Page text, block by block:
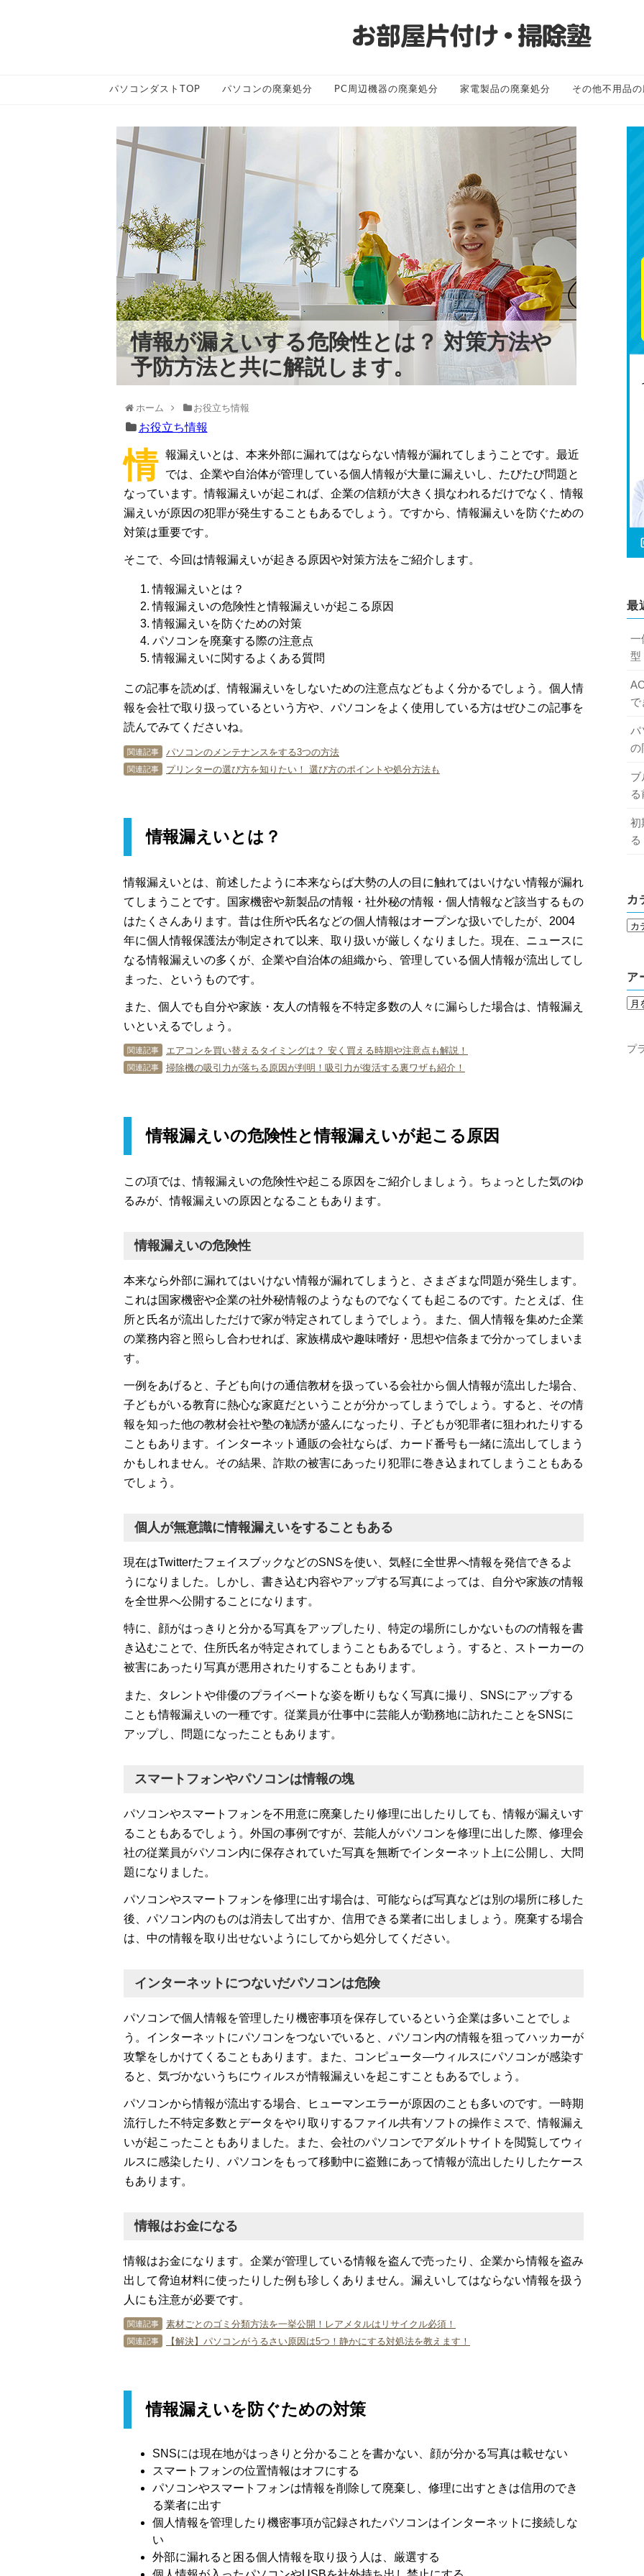
パソコンダストTOP パソコンの廃棄処分 PC周辺機器の廃棄処分 家電製品の廃棄処分 その他不用品
情報が漏えいする危険性とは？ 対策方法や
予防方法と共に解説します。
ホーム お役立ち情報
お役立ち情報
情 報漏えいとは、本来外部に漏れてはならない情報が漏れてしまうことです。最近
では、企業や自治体が管理している個人情報が大量に漏えいし、たびたび問題と
なっています。情報漏えいが起これば、企業の信頼が大きく損なわれるだけでなく、情報
漏えいが原因の犯罪が発生することもあるでしょう。ですから、情報漏えいを防ぐための
対策は重要です。
そこで、今回は情報漏えいが起きる原因や対策方法をご紹介します。
情報漏えいとは？
情報漏えいの危険性と情報漏えいが起こる原因
情報漏えいを防ぐための対策
パソコンを廃棄する際の注意点
情報漏えいに関するよくある質問
この記事を読めば、情報漏えいをしないための注意点などもよく分かるでしょう。個人情
報を会社で取り扱っているという方や、パソコンをよく使用している方はぜひこの記事を
読んでみてくださいね。
関連記事 パソコンのメンテナンスをする3つの方法
関連記事 プリンターの選び方を知りたい！ 選び方のポイントや処分方法も
情報漏えいとは？
情報漏えいとは、前述したように本来ならば大勢の人の目に触れてはいけない情報が漏れ
てしまうことです。国家機密や新製品の情報・社外秘の情報・個人情報など該当するもの
はたくさんあります。昔は住所や氏名などの個人情報はオープンな扱いでしたが、2004
年に個人情報保護法が制定されて以来、取り扱いが厳しくなりました。現在、ニュースに
なる情報漏えいの多くが、企業や自治体の組織から、管理している個人情報が流出してし
まった、というものです。
また、個人でも自分や家族・友人の情報を不特定多数の人々に漏らした場合は、情報漏え
いといえるでしょう。
関連記事 エアコンを買い替えるタイミングは？ 安く買える時期や注意点も解説！
関連記事 掃除機の吸引力が落ちる原因が判明！吸引力が復活する裏ワザも紹介！
情報漏えいの危険性と情報漏えいが起こる原因
この項では、情報漏えいの危険性や起こる原因をご紹介しましょう。ちょっとした気のゆ
るみが、情報漏えいの原因となることもあります。
情報漏えいの危険性
本来なら外部に漏れてはいけない情報が漏れてしまうと、さまざまな問題が発生します。
これは国家機密や企業の社外秘情報のようなものでなくても起こるのです。たとえば、住
所と氏名が流出しただけで家が特定されてしまうでしょう。また、個人情報を集めた企業
の業務内容と照らし合わせれば、家族構成や趣味嗜好・思想や信条まで分かってしまいま
す。
一例をあげると、子ども向けの通信教材を扱っている会社から個人情報が流出した場合、
子どもがいる教育に熱心な家庭だということが分かってしまうでしょう。すると、その情
報を知った他の教材会社や塾の勧誘が盛んになったり、子どもが犯罪者に狙われたりする
こともあります。インターネット通販の会社ならば、カード番号も一緒に流出してしまう
かもしれません。その結果、詐欺の被害にあったり犯罪に巻き込まれてしまうこともある
でしょう。
個人が無意識に情報漏えいをすることもある
現在はTwitterたフェイスブックなどのSNSを使い、気軽に全世界へ情報を発信できるよ
うになりました。しかし、書き込む内容やアップする写真によっては、自分や家族の情報
を全世界へ公開することになります。
特に、顔がはっきりと分かる写真をアップしたり、特定の場所にしかないものの情報を書
き込むことで、住所氏名が特定されてしまうこともあるでしょう。すると、ストーカーの
被害にあったり写真が悪用されたりすることもあります。
また、タレントや俳優のプライベートな姿を断りもなく写真に撮り、SNSにアップする
ことも情報漏えいの一種です。従業員が仕事中に芸能人が勤務地に訪れたことをSNSに
アップし、問題になったこともあります。
スマートフォンやパソコンは情報の塊
パソコンやスマートフォンを不用意に廃棄したり修理に出したりしても、情報が漏えいす
ることもあるでしょう。外国の事例ですが、芸能人がパソコンを修理に出した際、修理会
社の従業員がパソコン内に保存されていた写真を無断でインターネット上に公開し、大問
題になりました。
パソコンやスマートフォンを修理に出す場合は、可能ならば写真などは別の場所に移した
後、パソコン内のものは消去して出すか、信用できる業者に出しましょう。廃棄する場合
は、中の情報を取り出せないようにしてから処分してください。
インターネットにつないだパソコンは危険
パソコンで個人情報を管理したり機密事項を保存しているという企業は多いことでしょ
う。インターネットにパソコンをつないでいると、パソコン内の情報を狙ってハッカーが
攻撃をしかけてくることもあります。また、コンピュータ―ウィルスにパソコンが感染す
ると、気づかないうちにウィルスが情報漏えいを起こすこともあるでしょう。
パソコンから情報が流出する場合、ヒューマンエラーが原因のことも多いのです。一時期
流行した不特定多数とデータをやり取りするファイル共有ソフトの操作ミスで、情報漏え
いが起こったこともありました。また、会社のパソコンでアダルトサイトを閲覧してウィ
ルスに感染したり、パソコンをもって移動中に盗難にあって情報が流出したりしたケース
もあります。
情報はお金になる
情報はお金になります。企業が管理している情報を盗んで売ったり、企業から情報を盗み
出して脅迫材料に使ったりした例も珍しくありません。漏えいしてはならない情報を扱う
人にも注意が必要です。
関連記事 素材ごとのゴミ分類方法を一挙公開！レアメタルはリサイクル必須！
関連記事 【解決】パソコンがうるさい原因は5つ！静かにする対処法を教えます！
情報漏えいを防ぐための対策
SNSには現在地がはっきりと分かることを書かない、顔が分かる写真は載せない
スマートフォンの位置情報はオフにする
パソコンやスマートフォンは情報を削除して廃棄し、修理に出すときは信用のでき
る業者に出す
個人情報を管理したり機密事項が記録されたパソコンはインターネットに接続しな
い
外部に漏れると困る個人情報を取り扱う人は、厳選する
最
一
型
で
パ
の
ブ
初
カ
ア
プ